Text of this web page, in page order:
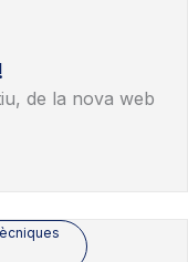
de la nova web